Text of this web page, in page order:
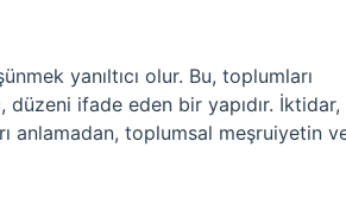
yanıltıcı olur. Bu, toplumları
ifade eden bir yapıdır. İktidar,
anlamadan, toplumsal meşruiyetin